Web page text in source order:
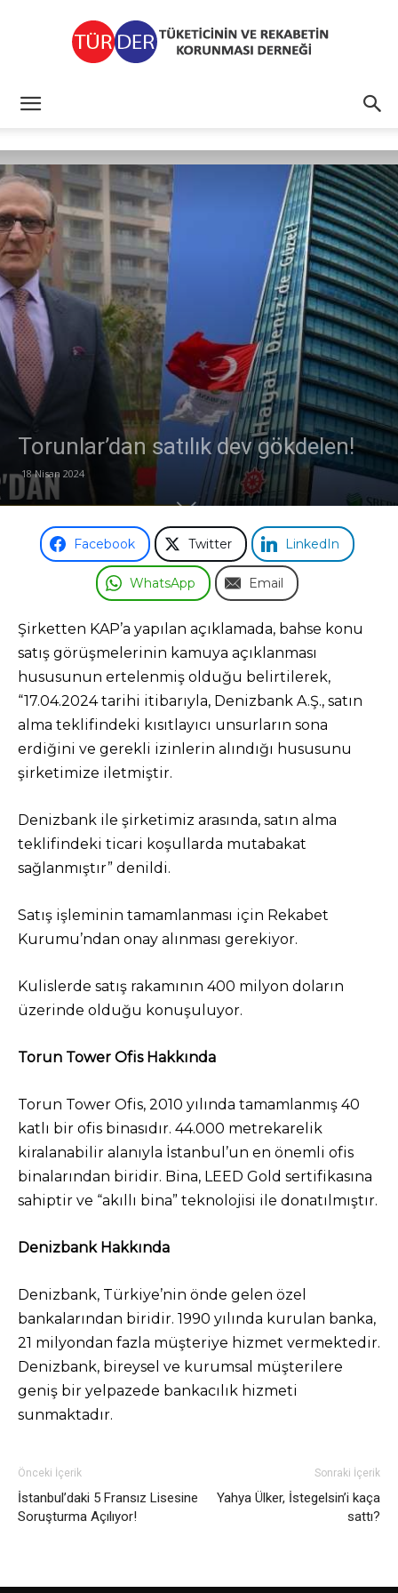
Torunlar’dan satılık dev gökdelen!
18 Nisan 2024
Facebook Twitter LinkedIn
WhatsApp Email
Şirketten KAP’a yapılan açıklamada, bahse konu
satış görüşmelerinin kamuya açıklanması
hususunun ertelenmiş olduğu belirtilerek,
“17.04.2024 tarihi itibarıyla, Denizbank A.Ş., satın
alma teklifindeki kısıtlayıcı unsurların sona
erdiğini ve gerekli izinlerin alındığı hususunu
şirketimize iletmiştir.
Denizbank ile şirketimiz arasında, satın alma
teklifindeki ticari koşullarda mutabakat
sağlanmıştır” denildi.
Satış işleminin tamamlanması için Rekabet
Kurumu’ndan onay alınması gerekiyor.
Kulislerde satış rakamının 400 milyon doların
üzerinde olduğu konuşuluyor.
Torun Tower Ofis Hakkında
Torun Tower Ofis, 2010 yılında tamamlanmış 40
katlı bir ofis binasıdır. 44.000 metrekarelik
kiralanabilir alanıyla İstanbul’un en önemli ofis
binalarından biridir. Bina, LEED Gold sertifikasına
sahiptir ve “akıllı bina” teknolojisi ile donatılmıştır.
Denizbank Hakkında
Denizbank, Türkiye’nin önde gelen özel
bankalarından biridir. 1990 yılında kurulan banka,
21 milyondan fazla müşteriye hizmet vermektedir.
Denizbank, bireysel ve kurumsal müşterilere
geniş bir yelpazede bankacılık hizmeti
sunmaktadır.
Önceki İçerik
İstanbul’daki 5 Fransız Lisesine
Soruşturma Açılıyor!
Sonraki İçerik
Yahya Ülker, İstegelsin’i kaça
sattı?